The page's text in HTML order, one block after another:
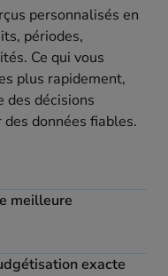
personnalisés en
périodes,
Ce qui vous
plus rapidement,
des décisions
données fiables.
meilleure
exacte